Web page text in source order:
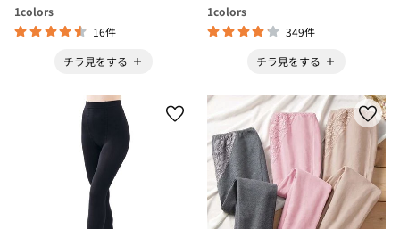
1colors
16件
チラ見をする
1colors
349件
チラ見をする